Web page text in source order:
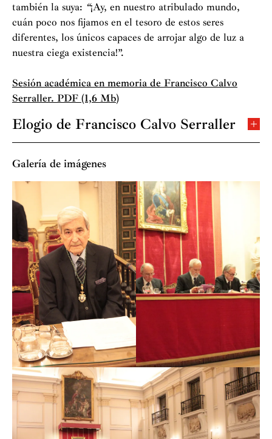
también la suya: “¡Ay, en nuestro atribulado mundo,
cuán poco nos fijamos en el tesoro de estos seres
diferentes, los únicos capaces de arrojar algo de luz a
nuestra ciega existencia!”.
Sesión académica en memoria de Francisco Calvo
Serraller. PDF (1,6 Mb)
Elogio de Francisco Calvo Serraller
Paco Calvo Serraller en su discurso de ingreso en la
Real Academia de San Fernando en el año 2001 en el
cual, al mencionar el diálogo con los difuntos, afirmaba
que: “Según discurre la vida, se encuentra uno, cada vez
más en conversación con los muertos, cuya desaparición
no merma, nuestra relación entrañable con ellos”.
Nada era más premonitorio y testimonial que esta
confesión de amistad y afinidad electiva en materia
artística. En realidad, sus palabras elogiando el arte y el
diálogo eran una declaración de correspondencia con las
personas afines en los criterios éticos y estéticos. Paco
que amaba la vida intelectual y a la vez los “alimentos
espirituales”, gozaba por igual con la contemplación y el
trato cercano con el arte, la conversación, la lectura
literaria de un libro y los manjares gastronómicos de la
buena mesa. Trabajador incansable sabía también
sacarle al ocio, culto y estético, su parte positiva de
Galería de imágenes